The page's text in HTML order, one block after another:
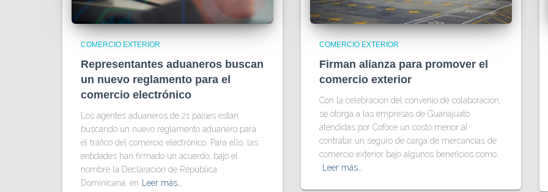
COMERCIO EXTERIOR
Representantes aduaneros buscan
un nuevo reglamento para el
comercio electrónico
Los agentes aduaneros de 21 países están
buscando un nuevo reglamento aduanero para
el tráfico del comercio electrónico. Para ello, las
entidades han firmado un acuerdo, bajo el
nombre la Declaración de República
Dominicana, en
Leer más…
COMERCIO EXTERIOR
Firman alianza para promover el
comercio exterior
Con la celebración del convenio de colaboración,
se otorga a las empresas de Guanajuato
atendidas por Cofoce un costo menor al
contratar un seguro de carga de mercancías de
comercio exterior bajo algunos beneficios como,
Leer más…